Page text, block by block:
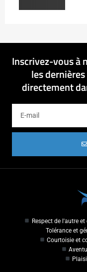
Inscrivez-vous à
les
directement
Respect de l'autre
Tolérance et
Courtoisie et